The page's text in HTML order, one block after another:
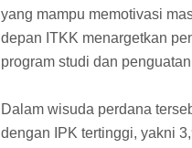
yang mampu memotivasi
depan ITKK menargetkan
program studi dan
Dalam wisuda perdana
dengan IPK tertinggi, yakni